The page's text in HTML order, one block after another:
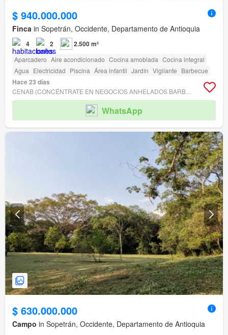
$ 940.000.000
Finca in Sopetrán, Occidente, Departamento de Antioquia
4 2 2.500 m²
Aparcadero Aire acondicionado Cocina amoblada Cocina integral
Agua Electricidad Piscina Área infantil Jardín Vigilante Barbecue
Hace 23 días
WhatsApp
$ 630.000.000
Campo in Sopetrán, Occidente, Departamento de Antioquia